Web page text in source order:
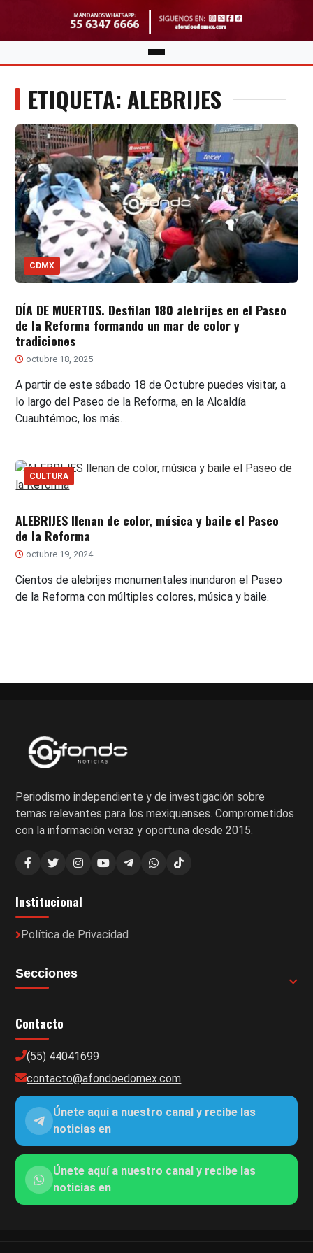
ETIQUETA: ALEBRIJES
CDMX
DÍA DE MUERTOS. Desfilan 180 alebrijes en el Paseo
de la Reforma formando un mar de color y
tradiciones
octubre 18, 2025
A partir de este sábado 18 de Octubre puedes visitar, a
lo largo del Paseo de la Reforma, en la Alcaldía
Cuauhtémoc, los más…
CULTURA
ALEBRIJES llenan de color, música y baile el Paseo
de la Reforma
octubre 19, 2024
Cientos de alebrijes monumentales inundaron el Paseo
de la Reforma con múltiples colores, música y baile.
Periodismo independiente y de investigación sobre
temas relevantes para los mexiquenses. Comprometidos
con la información veraz y oportuna desde 2015.
Institucional
Política de Privacidad
Secciones
Contacto
(55) 44041699
contacto@afondoedomex.com
Únete aquí a nuestro canal y recibe las
noticias en
Únete aquí a nuestro canal y recibe las
noticias en